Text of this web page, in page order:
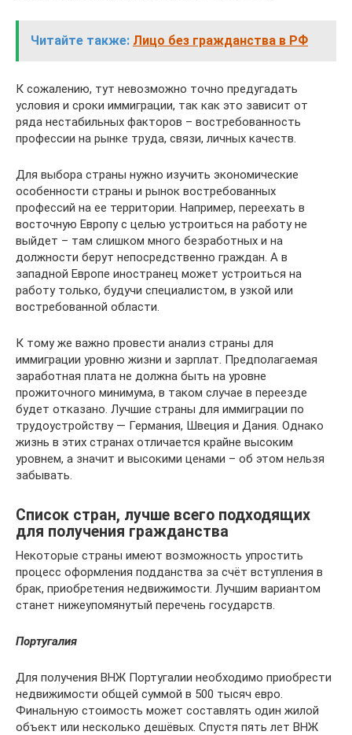
Читайте также: Лицо без гражданства в РФ
К сожалению, тут невозможно точно предугадать
условия и сроки иммиграции, так как это зависит от
ряда нестабильных факторов – востребованность
профессии на рынке труда, связи, личных качеств.
Для выбора страны нужно изучить экономические
особенности страны и рынок востребованных
профессий на ее территории. Например, переехать в
восточную Европу с целью устроиться на работу не
выйдет – там слишком много безработных и на
должности берут непосредственно граждан. А в
западной Европе иностранец может устроиться на
работу только, будучи специалистом, в узкой или
востребованной области.
К тому же важно провести анализ страны для
иммиграции уровню жизни и зарплат. Предполагаемая
заработная плата не должна быть на уровне
прожиточного минимума, в таком случае в переезде
будет отказано. Лучшие страны для иммиграции по
трудоустройству — Германия, Швеция и Дания. Однако
жизнь в этих странах отличается крайне высоким
уровнем, а значит и высокими ценами – об этом нельзя
забывать.
Список стран, лучше всего подходящих
для получения гражданства
Некоторые страны имеют возможность упростить
процесс оформления подданства за счёт вступления в
брак, приобретения недвижимости. Лучшим вариантом
станет нижеупомянутый перечень государств.
Португалия
Для получения ВНЖ Португалии необходимо приобрести
недвижимости общей суммой в 500 тысяч евро.
Финальную стоимость может составлять один жилой
объект или несколько дешёвых. Спустя пять лет ВНЖ